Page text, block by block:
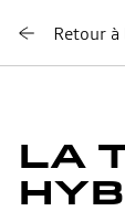
Retour
LA